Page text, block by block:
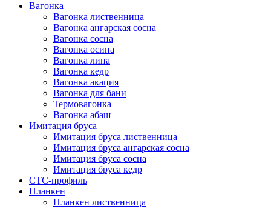
Вагонка
Вагонка лиственница
Вагонка ангарская сосна
Вагонка сосна
Вагонка осина
Вагонка липа
Вагонка кедр
Вагонка акация
Вагонка для бани
Термовагонка
Вагонка абаш
Имитация бруса
Имитация бруса лиственница
Имитация бруса ангарская сосна
Имитация бруса сосна
Имитация бруса кедр
СТС-профиль
Планкен
Планкен лиственница